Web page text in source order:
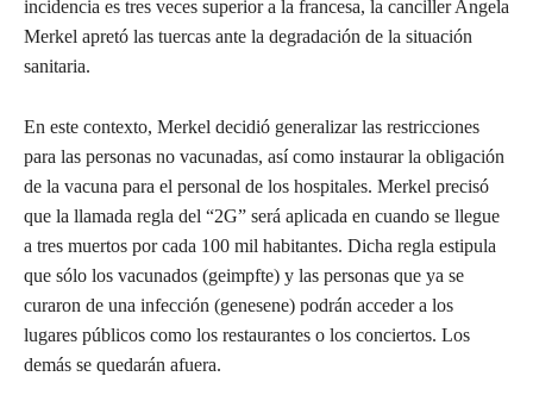
incidencia es tres veces superior a la francesa, la canciller Angela
Merkel apretó las tuercas ante la degradación de la situación
sanitaria.
En este contexto, Merkel decidió generalizar las restricciones
para las personas no vacunadas, así como instaurar la obligación
de la vacuna para el personal de los hospitales. Merkel precisó
que la llamada regla del “2G” será aplicada en cuando se llegue
a tres muertos por cada 100 mil habitantes. Dicha regla estipula
que sólo los vacunados (geimpfte) y las personas que ya se
curaron de una infección (genesene) podrán acceder a los
lugares públicos como los restaurantes o los conciertos. Los
demás se quedarán afuera.